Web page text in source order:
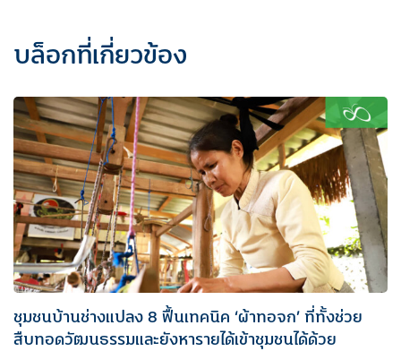
บล็อกที่เกี่ยวข้อง
ชุมชนบ้านช่างแปลง 8 ฟื้นเทคนิค ‘ผ้าทอจก’ ที่ทั้งช่วย
สืบทอดวัฒนธรรมและยังหารายได้เข้าชุมชนได้ด้วย